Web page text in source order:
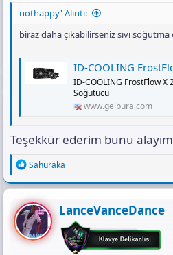
nothappy' Alıntı:
biraz daha çıkabilirseniz sıvı
ID-COOLING
ID-COOLING FrostFlow X
Soğutucu
www.gelbura.com
Teşekkür ederim bunu
R
e
a
c
t
i
o
n
Sahuraka
LanceVanceDance